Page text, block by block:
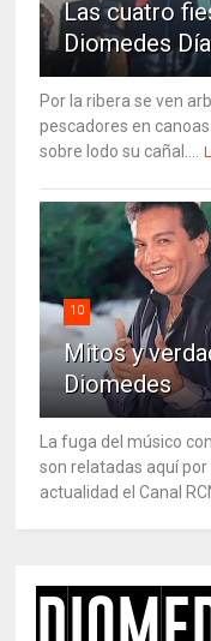
Las cuatro
Diomedes
Por la ribera se ven
pescadores en
sobre lodo su cañal....
10
Mitos y
Diomedes
La fuga del músico
son relatadas aquí
actualidad el Canal